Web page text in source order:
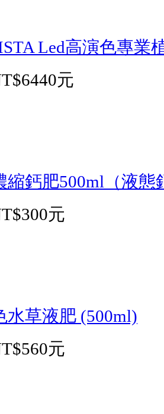
Led高演色專業
元
縮鈣肥500ml（液態
元
水草液肥 (500ml)
元